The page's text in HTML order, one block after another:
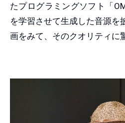
たプログラミングソフト「
を学習させて生成した音源を
画をみて、そのクオリティに